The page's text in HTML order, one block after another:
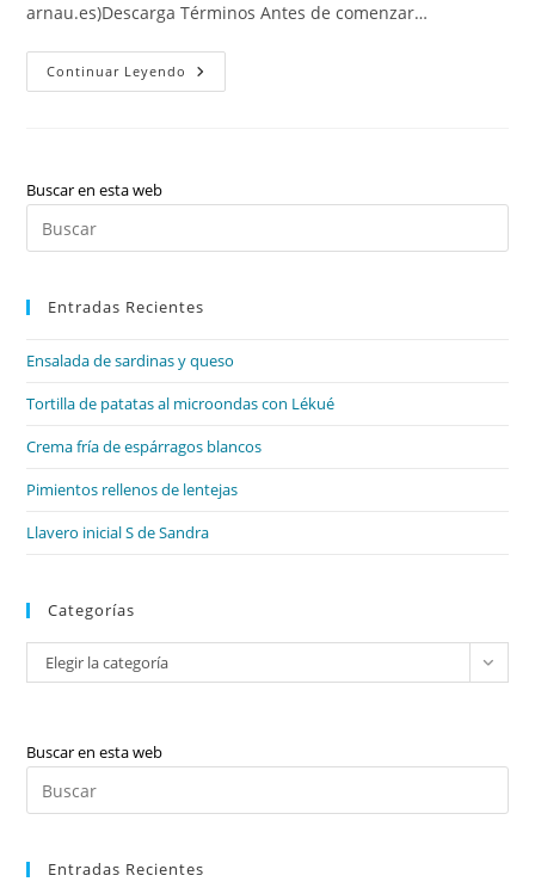
arnau.es)Descarga Términos Antes de comenzar…
Continuar Leyendo Tecnología:
Tipos
Palancas
De
Buscar en esta web
Entradas Recientes
Ensalada de sardinas y queso
Tortilla de patatas al microondas con Lékué
Crema fría de espárragos blancos
Pimientos rellenos de lentejas
Llavero inicial S de Sandra
Categorías
Categorías
Elegir la categoría
Buscar en esta web
Entradas Recientes